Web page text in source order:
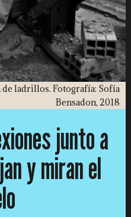
de ladrillos. Fotografía: Sofía
Bensadon, 2018
junto a
y miran el